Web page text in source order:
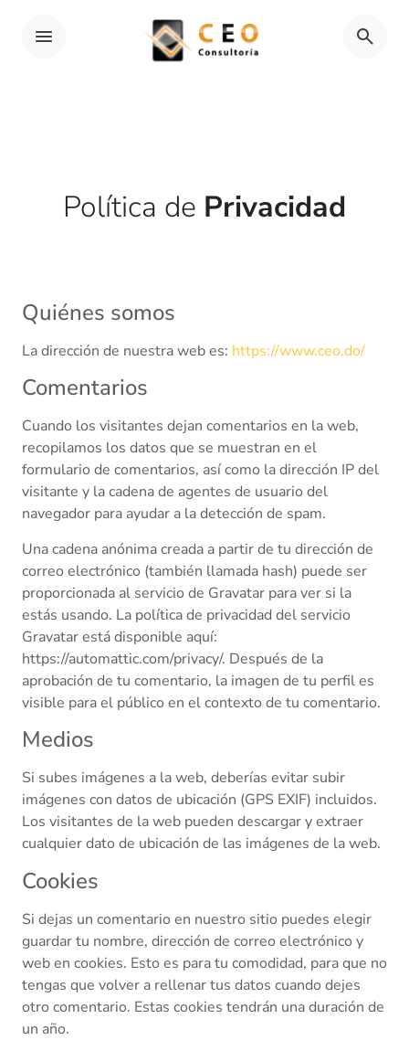
Política de Privacidad
Quiénes somos
La dirección de nuestra web es: https://www.ceo.do/
Comentarios
Cuando los visitantes dejan comentarios en la web,
recopilamos los datos que se muestran en el
formulario de comentarios, así como la dirección IP del
visitante y la cadena de agentes de usuario del
navegador para ayudar a la detección de spam.
Una cadena anónima creada a partir de tu dirección de
correo electrónico (también llamada hash) puede ser
proporcionada al servicio de Gravatar para ver si la
estás usando. La política de privacidad del servicio
Gravatar está disponible aquí:
https://automattic.com/privacy/. Después de la
aprobación de tu comentario, la imagen de tu perfil es
visible para el público en el contexto de tu comentario.
Medios
Si subes imágenes a la web, deberías evitar subir
imágenes con datos de ubicación (GPS EXIF) incluidos.
Los visitantes de la web pueden descargar y extraer
cualquier dato de ubicación de las imágenes de la web.
Cookies
Si dejas un comentario en nuestro sitio puedes elegir
guardar tu nombre, dirección de correo electrónico y
web en cookies. Esto es para tu comodidad, para que no
tengas que volver a rellenar tus datos cuando dejes
otro comentario. Estas cookies tendrán una duración de
un año.